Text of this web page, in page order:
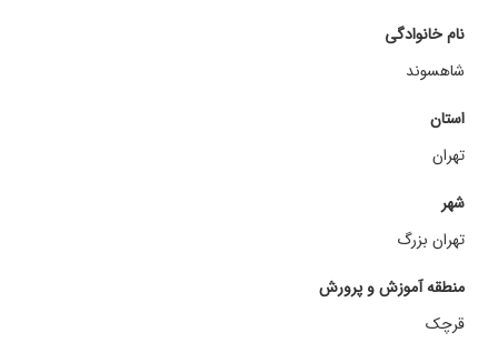
نام خانوادگی
شاهسوند
استان
تهران
شهر
تهران بزرگ
منطقه آموزش و پرورش
قرچک